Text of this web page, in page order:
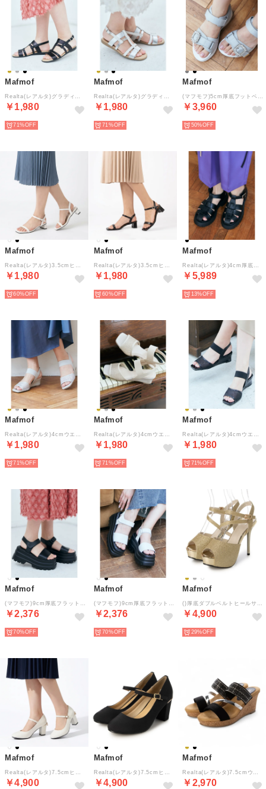
Mafmof
￥1,980
71%
Mafmof
￥1,980
71%
Mafmof
￥3,960
50%
Mafmof
￥1,980
60%
Mafmof
￥1,980
60%
Mafmof
￥5,989
13%
Mafmof
￥1,980
71%
Mafmof
￥1,980
71%
Mafmof
￥1,980
71%
Mafmof
￥2,376
70%
Mafmof
￥2,376
70%
Mafmof
￥4,900
29%
Mafmof
￥4,900
Mafmof
￥4,900
Mafmof
￥2,970